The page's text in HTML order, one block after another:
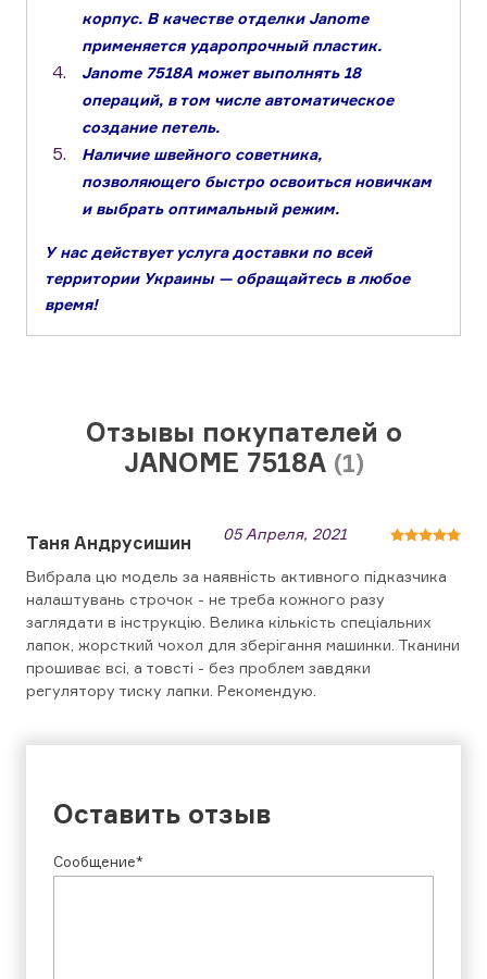
корпус. В качестве отделки Janome
применяется ударопрочный пластик.
Janome 7518A может выполнять 18
операций, в том числе автоматическое
создание петель.
Наличие швейного советника,
позволяющего быстро освоиться новичкам
и выбрать оптимальный режим.
У нас действует услуга доставки по всей
территории Украины — обращайтесь в любое
время!
Отзывы покупателей о
JANOME 7518A (1)
Таня Андрусишин 05 Апреля, 2021
Вибрала цю модель за наявність активного підказчика
налаштувань строчок - не треба кожного разу
заглядати в інструкцію. Велика кількість спеціальних
лапок, жорсткий чохол для зберігання машинки. Тканини
прошиває всі, а товсті - без проблем завдяки
регулятору тиску лапки. Рекомендую.
Оставить отзыв
Сообщение*